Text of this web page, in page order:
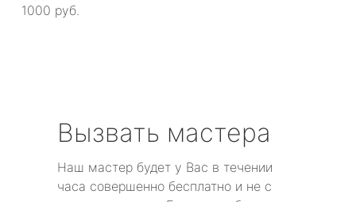
1000 руб.
Вызвать мастера
Наш мастер будет у Вас в течении
часа совершенно бесплатно и не с